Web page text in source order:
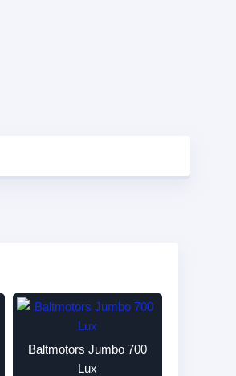
Baltmotors Jumbo 700
Lux